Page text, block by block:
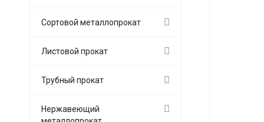
Сортовой металлопрокат
Листовой прокат
Трубный прокат
Нержавеющий